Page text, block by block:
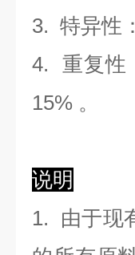
3. 特异性
4. 重复性
15% 。
说明
1. 由于现